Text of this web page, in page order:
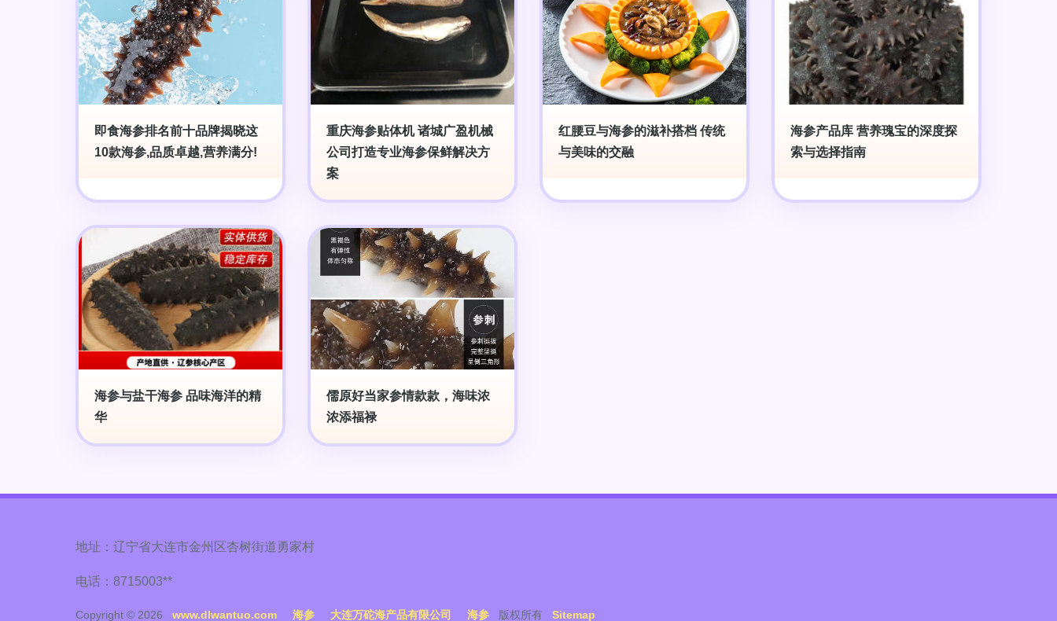
即食海参排名前十品牌揭晓这
10款海参,品质卓越,营养满分!
重庆海参贴体机 诸城广盈机械
公司打造专业海参保鲜解决方
案
红腰豆与海参的滋补搭档 传统
与美味的交融
海参产品库 营养瑰宝的深度探
索与选择指南
海参与盐干海参 品味海洋的精
华
儒原好当家参情款款，海味浓
浓添福禄
地址：辽宁省大连市金州区杏树街道勇家村
电话：8715003**
Copyright © 2026 www.dlwantuo.com 海参 大连万砣海产品有限公司 海参 版权所有 Sitemap